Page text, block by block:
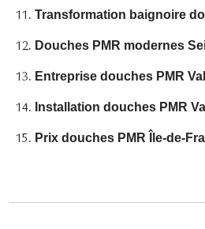
Transformation baignoire
Douches PMR modernes
Entreprise douches PMR
Installation douches PMR
Prix douches PMR Île-de-